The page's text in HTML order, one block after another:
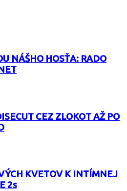
NÁŠHO HOSŤA: RADO
CEZ ZLOKOT AŽ PO
KVETOV K INTÍMNEJ
2s